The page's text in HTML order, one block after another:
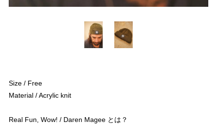
Size / Free
Material / Acrylic knit
Real Fun, Wow! / Daren Magee とは？